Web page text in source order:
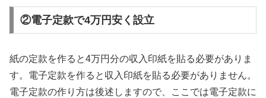
②電子定款で4万円安く設立
紙の定款を作ると4万円分の収入印紙を貼る必要がありま
す。電子定款を作ると収入印紙を貼る必要がありません。
電子定款の作り方は後述しますので、ここでは電子定款に